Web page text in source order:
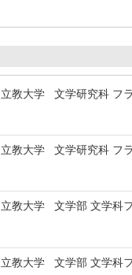
立教大学 文学研究科 フ
立教大学 文学研究科 フ
立教大学 文学部 文学科
立教大学 文学部 文学科